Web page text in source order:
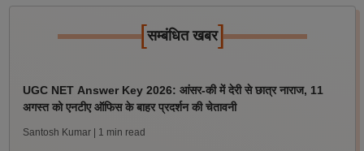
[सम्बंधित खबर]
UGC NET Answer Key 2026: आंसर-की में देरी से छात्र नाराज, 11
अगस्त को एनटीए ऑफिस के बाहर प्रदर्शन की चेतावनी
Santosh Kumar | 1 min read